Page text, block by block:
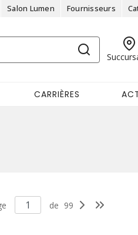
Salon Lumen Fournisseurs
CARRIÈRES
de 99